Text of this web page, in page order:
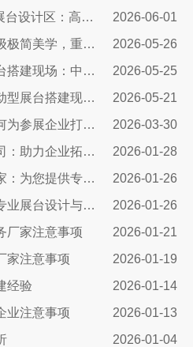
德国全球IT产品展数字化展台设计区：高端科技展台搭建核心方案
2026-06-01
英国简约风展台搭建：高级极简美学，重塑国际展会品牌展示质感
2026-05-26
台湾跨境玩具展互动型展台搭建现场：中励展览设计搭建公司
2026-05-25
哈萨克斯坦跨境玩具展互动型展台搭建现场｜从图纸到落地，打造中亚流量标杆展台
2026-05-21
丹麦一站式展台运营：如何为参展企业打造高转化率的品牌体验空间
2026-03-30
德国全球展会运营服务公司：助力企业拓展国际市场
2026-01-28
德国异地会展设计搭建厂家：为您提供专业、创新的展台设计与搭建解决方案
2026-01-26
美国展览搭建执行公司：专业展台设计与搭建服务
2026-01-26
厂家注意事项
2026-01-21
家注意事项
2026-01-19
经验
2026-01-14
业注意事项
2026-01-13
2026-01-04